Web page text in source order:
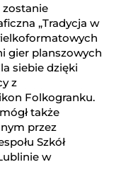
„Tradycja w
gier planszowych
siebie dzięki
z
Folkogranku.
także
przez
Szkół
w